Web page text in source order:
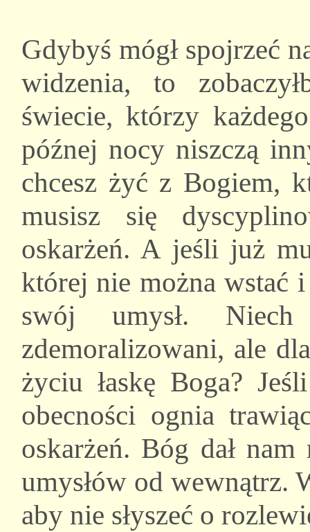
Gdybyś mógł spojrzeć
widzenia, to
świecie, którzy
późnej nocy niszczą
chcesz żyć z Bogiem,
musisz się
oskarżeń. A jeśli już
której nie można wstać
swój umysł.
zdemoralizowani, ale
życiu łaskę Boga?
obecności ognia
oskarżeń. Bóg dał
umysłów od wewnątrz.
aby nie słyszeć o